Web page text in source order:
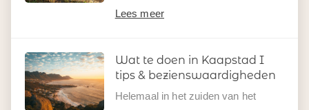
Lees meer
Wat te doen in Kaapstad I
tips & bezienswaardigheden
Helemaal in het zuiden van het